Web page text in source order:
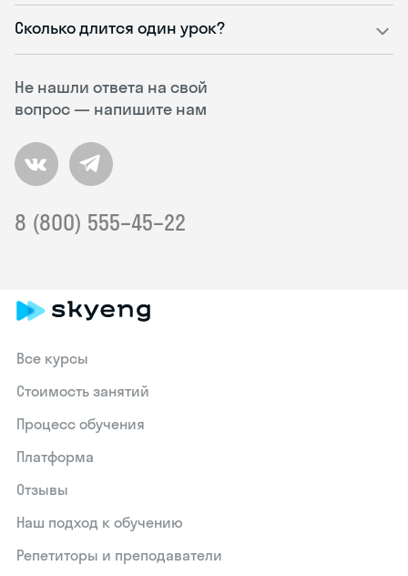
Не нашли ответа на свой
вопрос — напишите нам
8 (800) 555–45–22
Сколько длится один урок?
Все курсы
Стоимость занятий
Процесс обучения
Платформа
Отзывы
Наш подход к обучению
Репетиторы и преподаватели